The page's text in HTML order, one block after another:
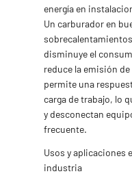
energía en
Un carburador en
disminuye el
reduce la emisión
permite una
carga de trabajo, lo
y desconectan
frecuente.
Usos y aplicaciones
industria